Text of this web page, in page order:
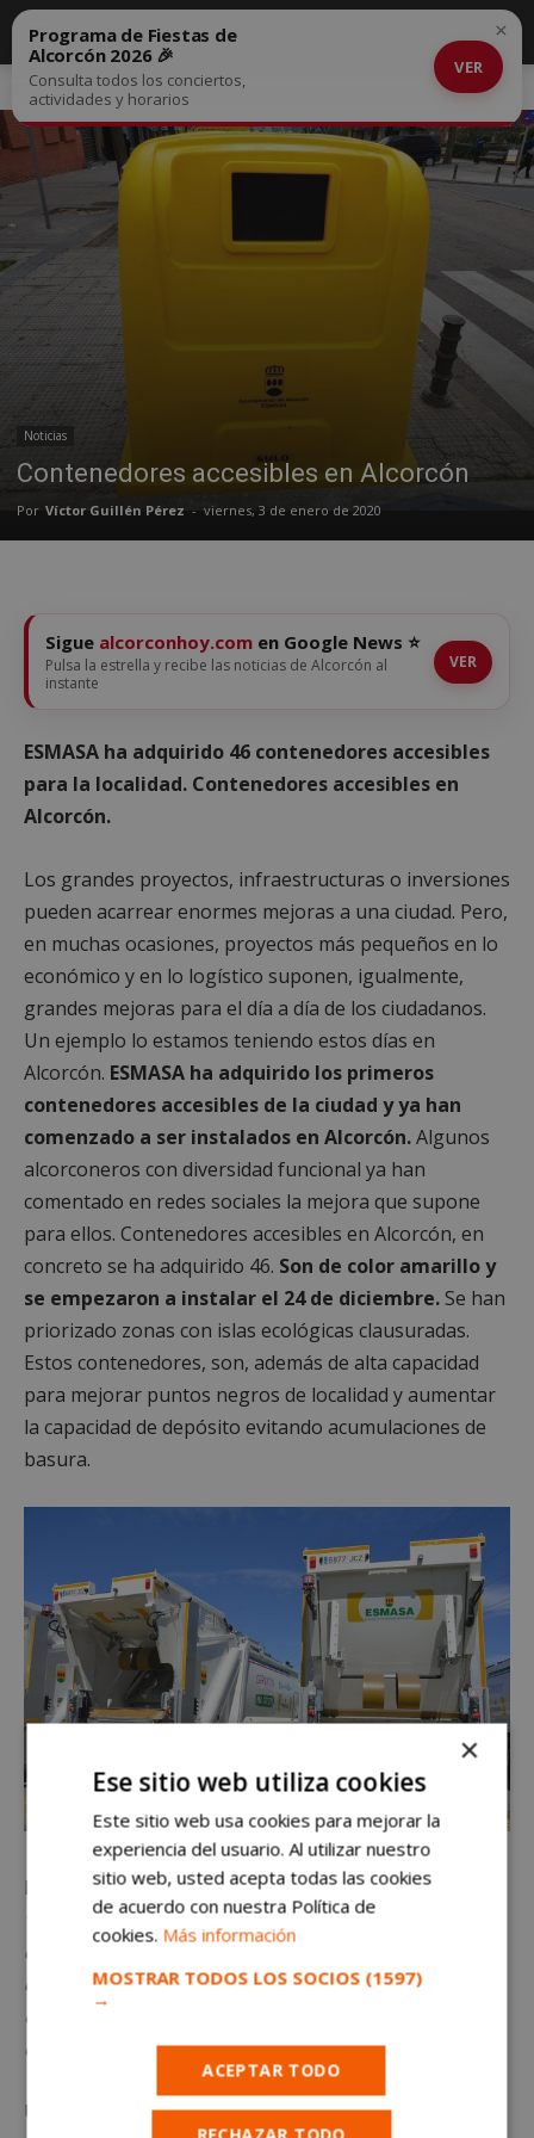
Inicio Noticias
Noticias
Contenedores accesibles en Alcorcón
Por Víctor Guillén Pérez - viernes, 3 de enero de 2020
Programa de Fiestas de
Alcorcón 2026 🎉
Consulta todos los conciertos,
actividades y horarios
VER
×
Sigue alcorconhoy.com en Google News ⭐
Pulsa la estrella y recibe las noticias de Alcorcón al
instante
VER
ESMASA ha adquirido 46 contenedores accesibles
para la localidad. Contenedores accesibles en
Alcorcón.
Los grandes proyectos, infraestructuras o inversiones
pueden acarrear enormes mejoras a una ciudad. Pero,
en muchas ocasiones, proyectos más pequeños en lo
económico y en lo logístico suponen, igualmente,
grandes mejoras para el día a día de los ciudadanos.
Un ejemplo lo estamos teniendo estos días en
Alcorcón. ESMASA ha adquirido los primeros
contenedores accesibles de la ciudad y ya han
comenzado a ser instalados en Alcorcón.Algunos
alcorconeros con diversidad funcional ya han
comentado en redes sociales la mejora que supone
para ellos. Contenedores accesibles en Alcorcón, en
concreto se ha adquirido 46. Son de color amarillo y
se empezaron a instalar el 24 de diciembre. Se han
priorizado zonas con islas ecológicas clausuradas.
Estos contenedores, son, además de alta capacidad
para mejorar puntos negros de localidad y aumentar
la capacidad de depósito evitando acumulaciones de
basura.
El Presidente deESMASA, Jesús Santos, señalaba que
“por un lado, ofrecen accesibilidad y tienen en
cuenta las necesidades de muchísimas personas
con movilidad reducida que tienen derecho
ciudad inclusiva que se construya desde la valoración
de las necesidades de este colectivo”
Una apuesta por una ciudad inclusivay por la
×
Ese sitio web utiliza cookies
Este sitio web usa cookies para mejorar la
experiencia del usuario. Al utilizar nuestro
sitio web, usted acepta todas las cookies
de acuerdo con nuestra Política de
cookies. Más información
MOSTRAR TODOS LOS SOCIOS (1597)
→
ACEPTAR TODO